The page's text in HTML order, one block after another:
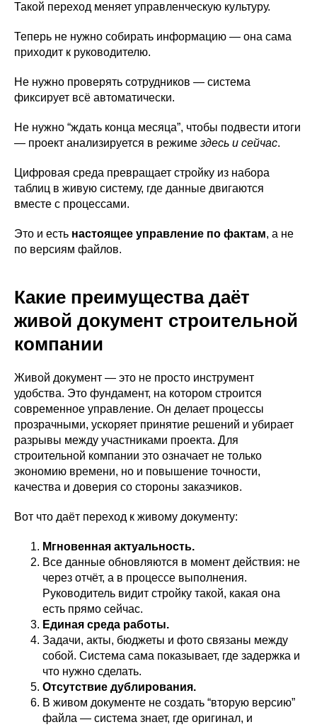
Такой переход меняет управленческую культуру.
Теперь не нужно собирать информацию — она сама
приходит к руководителю.
Не нужно проверять сотрудников — система
фиксирует всё автоматически.
Не нужно “ждать конца месяца”, чтобы подвести итоги
— проект анализируется в режиме здесь и сейчас.
Цифровая среда превращает стройку из набора
таблиц в живую систему, где данные двигаются
вместе с процессами.
Это и есть настоящее управление по фактам, а не
по версиям файлов.
Какие преимущества даёт
живой документ строительной
компании
Живой документ — это не просто инструмент
удобства. Это фундамент, на котором строится
современное управление. Он делает процессы
прозрачными, ускоряет принятие решений и убирает
разрывы между участниками проекта. Для
строительной компании это означает не только
экономию времени, но и повышение точности,
качества и доверия со стороны заказчиков.
Вот что даёт переход к живому документу:
Мгновенная актуальность.
Все данные обновляются в момент действия: не
через отчёт, а в процессе выполнения.
Руководитель видит стройку такой, какая она
есть прямо сейчас.
Единая среда работы.
Задачи, акты, бюджеты и фото связаны между
собой. Система сама показывает, где задержка и
что нужно сделать.
Отсутствие дублирования.
В живом документе не создать “вторую версию”
файла — система знает, где оригинал, и